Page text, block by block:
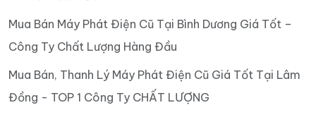
Mua Bán Máy Phát Điện Cũ Tại Bình Dương Giá Tốt –
Công Ty Chất Lượng Hàng Đầu
Mua Bán, Thanh Lý Máy Phát Điện Cũ Giá Tốt Tại Lâm
Đồng - TOP 1 Công Ty CHẤT LƯỢNG